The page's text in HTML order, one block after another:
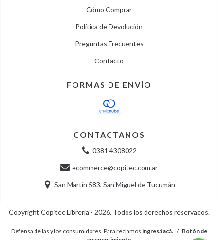
Cómo Comprar
Política de Devolución
Preguntas Frecuentes
Contacto
FORMAS DE ENVÍO
CONTACTANOS
0381 4308022
ecommerce@copitec.com.ar
San Martín 583, San Miguel de Tucumán
Copyright Copitec Librería - 2026. Todos los derechos reservados.
Defensa de las y los consumidores. Para reclamos ingresá acá. / Botón de